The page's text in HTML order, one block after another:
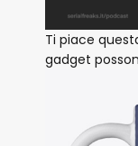
Ti piace
gadget